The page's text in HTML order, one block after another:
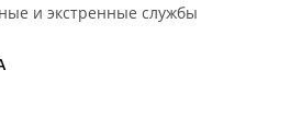
и экстренные службы